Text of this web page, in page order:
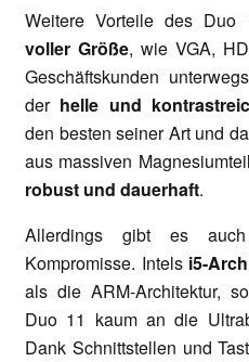
Weitere Vorteile des Duo
voller Größe, wie VGA,
Geschäftskunden
der helle und
den besten seiner Art und
aus massiven
robust und dauerhaft.
Allerdings gibt es
Kompromisse. Intels i5-
als die ARM-Architektur,
Duo 11 kaum an die
Dank Schnittstellen und